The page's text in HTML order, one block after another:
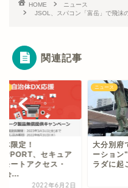
HOME
ニュース
JSOL、スパコン「富岳」で飛沫
関連記事
体限定！
、セキュア
モートアクセス・
会...
2022年6月2日
ニュース
大分別府
ーション
ラダに起